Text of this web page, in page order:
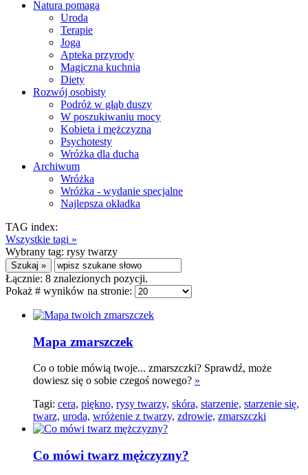
Natura pomaga
Uroda
Terapie
Joga
Apteka przyrody
Magiczna kuchnia
Diety
Rozwój osobisty
Podróż w głąb duszy
W poszukiwaniu mocy
Kobieta i mężczyzna
Psychotesty
Wróżka dla ducha
Archiwum
Wróżka
Wróżka - wydanie specjalne
Najlepsza okładka
TAG index:
Wszystkie tagi »
Wybrany tag: rysy twarzy
Łącznie: 8 znalezionych pozycji.
Pokaż # wyników na stronie:
Mapa zmarszczek
Co o tobie mówią twoje... zmarszczki? Sprawdź, może
dowiesz się o sobie czegoś nowego? »
Tagi: cera, piękno, rysy twarzy, skóra, starzenie, starzenie się,
twarz, uroda, wróżenie z twarzy, zdrowie, zmarszczki
Co mówi twarz mężczyzny?